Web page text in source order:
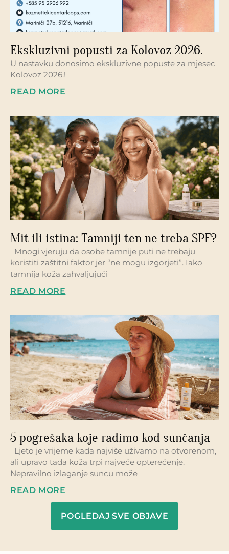
Ekskluzivni popusti za Kolovoz 2026.
U nastavku donosimo ekskluzivne popuste za mjesec
Kolovoz 2026.!
READ MORE
Mit ili istina: Tamniji ten ne treba SPF?
Mnogi vjeruju da osobe tamnije puti ne trebaju
koristiti zaštitni faktor jer “ne mogu izgorjeti”. Iako
tamnija koža zahvaljujući
READ MORE
5 pogrešaka koje radimo kod sunčanja
Ljeto je vrijeme kada najviše uživamo na otvorenom,
ali upravo tada koža trpi najveće opterećenje.
Nepravilno izlaganje suncu može
READ MORE
POGLEDAJ SVE OBJAVE